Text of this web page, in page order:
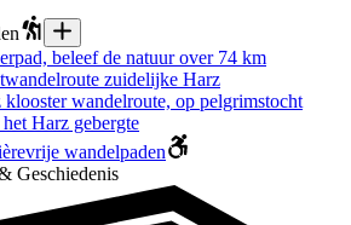
beleef de natuur over 74 km
zuidelijke Harz
klooster wandelroute, op pelgrimstocht
Harz gebergte
wandelpaden
Geschiedenis